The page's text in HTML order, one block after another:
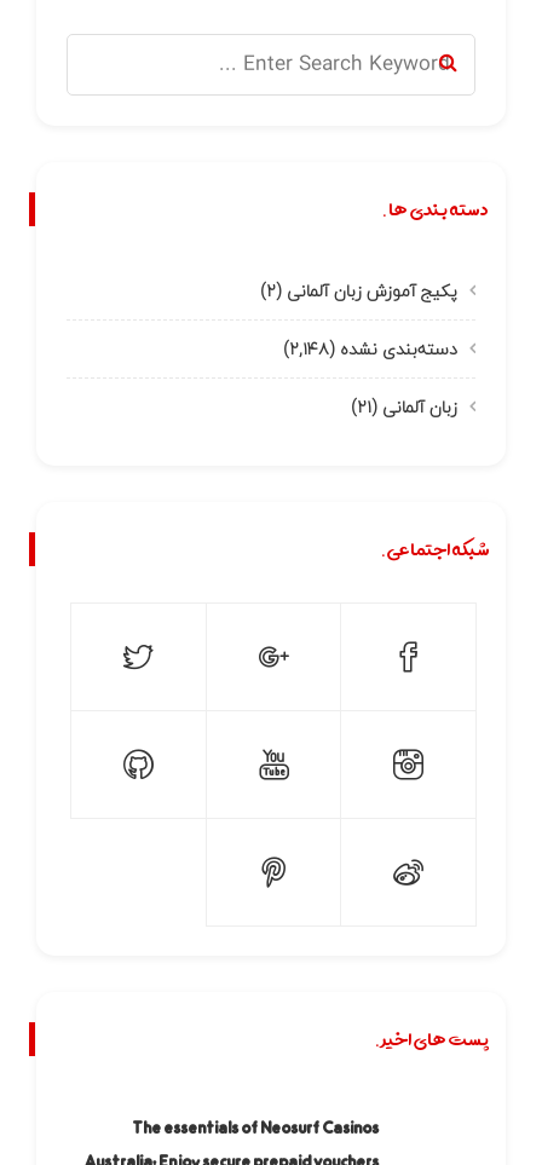
دسته بندی ها.
پکیج آموزش زبان آلمانی (۲)
دسته‌بندی نشده (۲,۱۴۸)
زبان آلمانی (۲۱)
شبکه اجتماعی.
پست های اخیر.
The essentials of Neosurf Casinos